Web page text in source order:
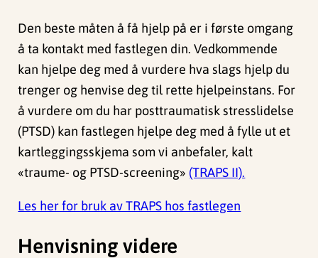
Den beste måten å få hjelp på er i første omgang
å ta kontakt med fastlegen din. Vedkommende
kan hjelpe deg med å vurdere hva slags hjelp du
trenger og henvise deg til rette hjelpeinstans. For
å vurdere om du har posttraumatisk stresslidelse
(PTSD) kan fastlegen hjelpe deg med å fylle ut et
kartleggingsskjema som vi anbefaler, kalt
«traume- og PTSD-screening» (TRAPS II).
Les her for bruk av TRAPS hos fastlegen
Henvisning videre